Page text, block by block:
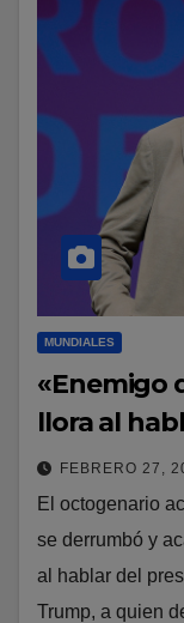
MUNDIALES
«Enemigo
llora al
FEBRERO 27,
El octogenario
se derrumbó y
al hablar del
Trump, a quien